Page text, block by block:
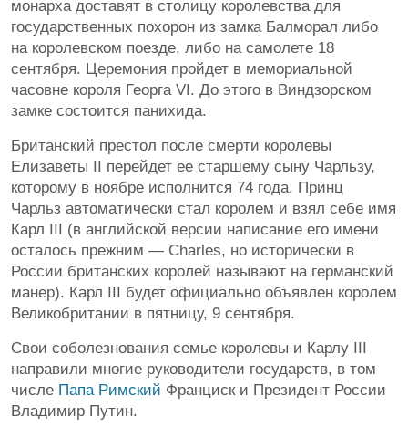
монарха доставят в столицу королевства для
государственных похорон из замка Балморал либо
на королевском поезде, либо на самолете 18
сентября. Церемония пройдет в мемориальной
часовне короля Георга VI. До этого в Виндзорском
замке состоится панихида.
Британский престол после смерти королевы
Елизаветы II перейдет ее старшему сыну Чарльзу,
которому в ноябре исполнится 74 года. Принц
Чарльз автоматически стал королем и взял себе имя
Карл III (в английской версии написание его имени
осталось прежним — Charles, но исторически в
России британских королей называют на германский
манер). Карл III будет официально объявлен королем
Великобритании в пятницу, 9 сентября.
Свои соболезнования семье королевы и Карлу III
направили многие руководители государств, в том
числе Папа Римский Франциск и Президент России
Владимир Путин.